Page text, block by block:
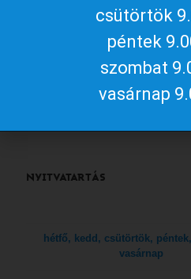
Aktuális gyulai
a
NYITVATARTÁS
hétfő, kedd, csütörtök,
vasárnap
csütörtök
péntek
szombat
vasárnap